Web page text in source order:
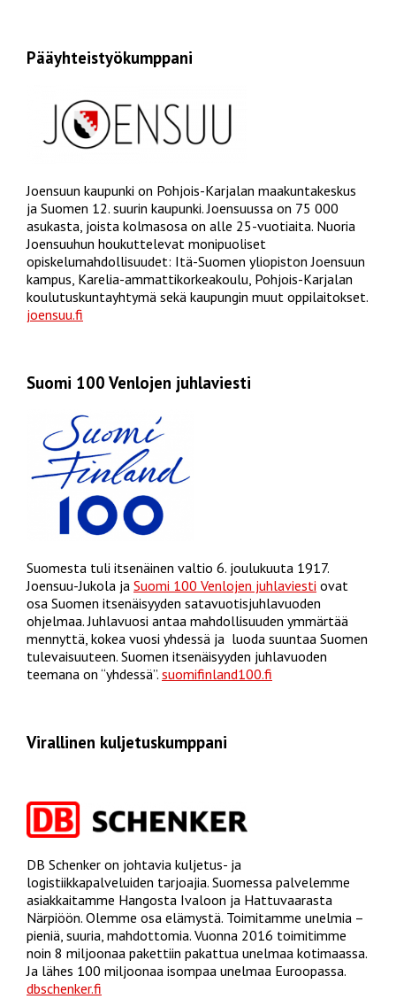
Pääyhteistyökumppani
Joensuun kaupunki on Pohjois-Karjalan maakuntakeskus
ja Suomen 12. suurin kaupunki. Joensuussa on 75 000
asukasta, joista kolmasosa on alle 25-vuotiaita. Nuoria
Joensuuhun houkuttelevat monipuoliset
opiskelumahdollisuudet: Itä-Suomen yliopiston Joensuun
kampus, Karelia-ammattikorkeakoulu, Pohjois-Karjalan
koulutuskuntayhtymä sekä kaupungin muut oppilaitokset.
joensuu.fi
Suomi 100 Venlojen juhlaviesti
Suomesta tuli itsenäinen valtio 6. joulukuuta 1917.
Joensuu-Jukola ja Suomi 100 Venlojen juhlaviesti ovat
osa Suomen itsenäisyyden satavuotisjuhlavuoden
ohjelmaa. Juhlavuosi antaa mahdollisuuden ymmärtää
mennyttä, kokea vuosi yhdessä ja luoda suuntaa Suomen
tulevaisuuteen. Suomen itsenäisyyden juhlavuoden
teemana on “yhdessä”. suomifinland100.fi
Virallinen kuljetuskumppani
DB Schenker on johtavia kuljetus- ja
logistiikkapalveluiden tarjoajia. Suomessa palvelemme
asiakkaitamme Hangosta Ivaloon ja Hattuvaarasta
Närpiöön. Olemme osa elämystä. Toimitamme unelmia –
pieniä, suuria, mahdottomia. Vuonna 2016 toimitimme
noin 8 miljoonaa pakettiin pakattua unelmaa kotimaassa.
Ja lähes 100 miljoonaa isompaa unelmaa Euroopassa.
dbschenker.fi